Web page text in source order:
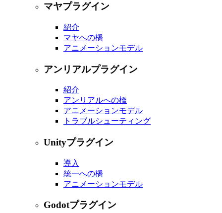
マヤプラグイン
紹介
マヤへの橋
アニメーションモデル
アンリアルプラグイン
紹介
アンリアルへの橋
アニメーションモデル
トラブルシューティング
Unityプラグイン
導入
統一への橋
アニメーションモデル
Godotプラグイン